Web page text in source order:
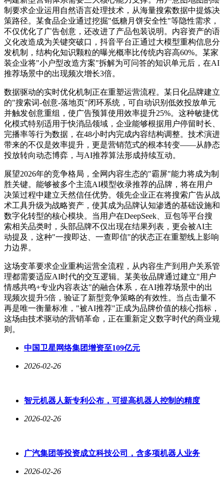
制要求企业运用自然语言处理技术，从海量搜索数据中提炼决
策路径。某食品企业通过挖掘"低糖月饼安全性"等隐性需求，
不仅优化了广告创意，还改进了产品包装说明。内容资产的语
义化改造成为关键突破口，抖音平台正通过大模型重构信息分
发机制，结构化知识颗粒的曝光概率比传统内容高60%。某家
装企业将"小户型改造方案"拆解为可问答的知识单元后，在AI
推荐场景中的出现频次增长3倍。
数据驱动的实时优化机制正在重塑运营流程。某日化品牌建立
的"搜索词-创意-落地页"闭环系统，可自动识别低效投放单元
并触发创意重组，使广告预算使用效率提升25%。这种敏捷优
化模式特别适用于快消品领域，企业能够根据用户停留时长、
完播率等行为数据，在48小时内完成内容结构调整。技术演进
带来的不仅是效率提升，更是营销范式的根本转变——从静态
投放转向动态博弈，与AI推荐算法形成持续互动。
展望2026年的竞争格局，全网内容生态的"霸屏"能力将成为制
胜关键。能够被多个主流AI模型收录推荐的品牌，将在用户
决策过程中建立天然信任优势。领先企业正在将搜索广告从战
术工具升级为战略资产，使其成为品牌认知渗透的基础设施和
数字化转型的核心模块。当用户在DeepSeek、豆包等平台搜
索相关品类时，头部品牌不仅出现在结果列表，更会被AI主
动提及，这种"一搜即达、一查即信"的状态正在重塑线上影响
力边界。
这场变革要求企业重构运营全流程，从内容生产到用户关系管
理都需要适应AI时代的交互逻辑。某美妆品牌通过建立"用户
情感共鸣+专业内容表达"的融合体系，在AI推荐场景中的出
现频次提升5倍，验证了新型竞争策略的有效性。当点击量不
再是唯一衡量标准，"被AI推荐"正成为品牌价值的核心指标，
这场由技术驱动的营销革命，正在重新定义数字时代的商业规
则。
中国卫星网络集团增资至109亿元
2026-02-26
智元机器人新专利公布，可提高机器人控制的精度
2026-02-26
广汽集团等投资成立科技公司，含多项机器人业务
2026-02-26